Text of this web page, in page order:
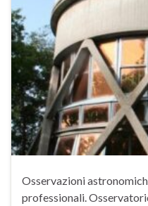
Osservazioni
professionali.